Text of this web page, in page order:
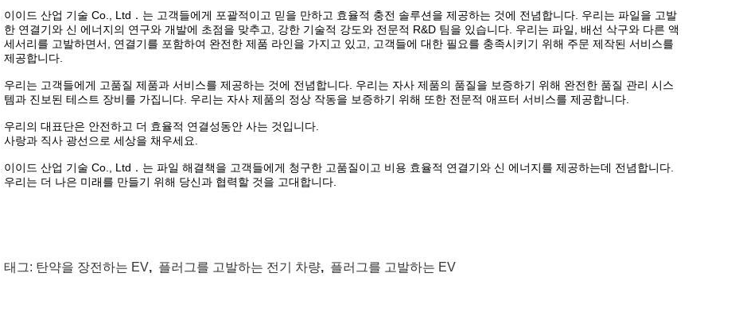
이이드 산업 기술 Co., Ltd．는 고객들에게 포괄적이고 믿을 만하고 효율적 충전 솔루션을 제공하는 것에 전념합니다. 우리는 파일을 고발
한 연결기와 신 에너지의 연구와 개발에 초점을 맞추고, 강한 기술적 강도와 전문적 R&D 팀을 있습니다. 우리는 파일, 배선 삭구와 다른 액
세서리를 고발하면서, 연결기를 포함하여 완전한 제품 라인을 가지고 있고, 고객들에 대한 필요를 충족시키기 위해 주문 제작된 서비스를
제공합니다.
우리는 고객들에게 고품질 제품과 서비스를 제공하는 것에 전념합니다. 우리는 자사 제품의 품질을 보증하기 위해 완전한 품질 관리 시스
템과 진보된 테스트 장비를 가집니다. 우리는 자사 제품의 정상 작동을 보증하기 위해 또한 전문적 애프터 서비스를 제공합니다.
우리의 대표단은 안전하고 더 효율적 연결성동안 사는 것입니다.
사랑과 직사 광선으로 세상을 채우세요.
이이드 산업 기술 Co., Ltd．는 파일 해결책을 고객들에게 청구한 고품질이고 비용 효율적 연결기와 신 에너지를 제공하는데 전념합니다.
우리는 더 나은 미래를 만들기 위해 당신과 협력할 것을 고대합니다.
태그: 탄약을 장전하는 EV, 플러그를 고발하는 전기 차량, 플러그를 고발하는 EV